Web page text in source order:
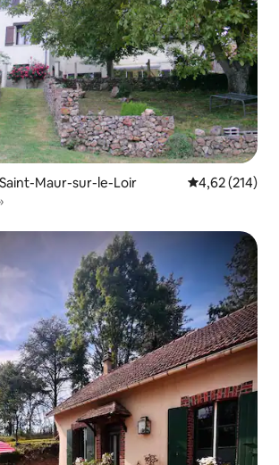
Maur-sur-le-Loir Évaluation
4,62 (214)